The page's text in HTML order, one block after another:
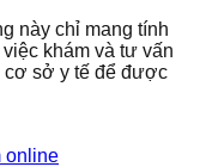
này chỉ mang tính
khám và tư vấn
cơ sở y tế để được
online